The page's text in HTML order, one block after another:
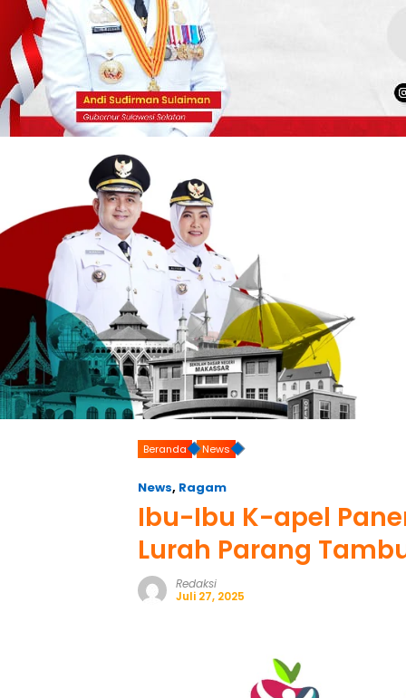
Beranda News
News, Ragam
Ibu-Ibu K-apel
Lurah Parang
Redaksi
Juli 27, 2025